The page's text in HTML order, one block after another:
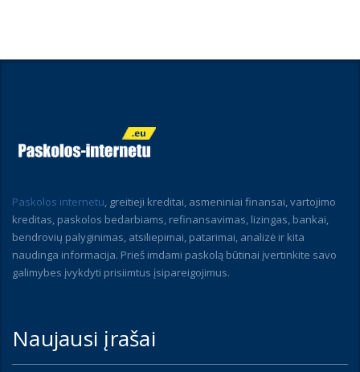
Paskolos internetu, greitieji kreditai, asmeniniai finansai, vartojimo
kreditas, paskolos bedarbiams, refinansavimas, lizingas, bankai,
bendrovių palyginimas, atsiliepimai, patarimai, analizė ir kita
naudinga informacija. Prieš imdami paskolą būtinai įvertinkite savo
galimybes įvykdyti prisiimtus įsipareigojimus.
Naujausi įrašai